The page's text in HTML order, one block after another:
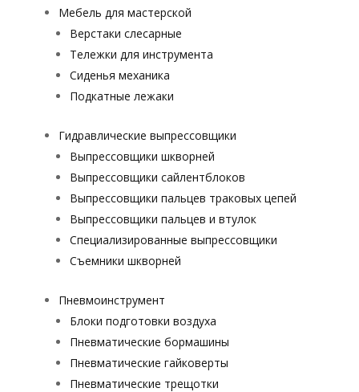
Мебель для мастерской
Верстаки слесарные
Тележки для инструмента
Сиденья механика
Подкатные лежаки
Гидравлические выпрессовщики
Выпрессовщики шкворней
Выпрессовщики сайлентблоков
Выпрессовщики пальцев траковых цепей
Выпрессовщики пальцев и втулок
Специализированные выпрессовщики
Cъемники шкворней
Пневмоинструмент
Блоки подготовки воздуха
Пневматические бормашины
Пневматические гайковерты
Пневматические трещотки